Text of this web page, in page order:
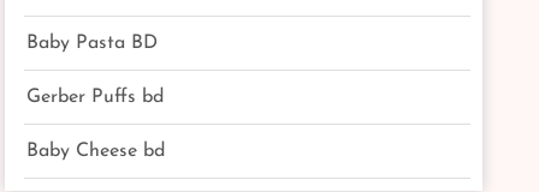
Baby Pasta BD
Gerber Puffs bd
Baby Cheese bd